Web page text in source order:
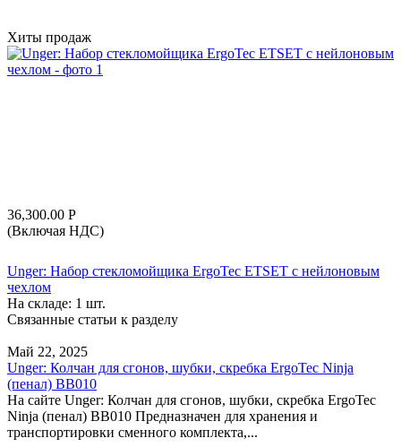
Хиты продаж
36,300.00 Р
(Включая НДС)
Unger: Набор стекломойщика ErgoTec ETSET с нейлоновым
чехлом
На складе: 1 шт.
Связанные статьи к разделу
Май 22, 2025
Unger: Колчан для сгонов, шубки, скребка ErgoTec Ninja
(пенал) BB010
На сайте Unger: Колчан для сгонов, шубки, скребка ErgoTec
Ninja (пенал) BB010 Предназначен для хранения и
транспортировки сменного комплекта,...